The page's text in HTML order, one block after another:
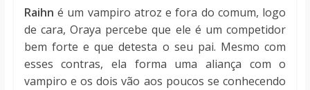
Raihn é um vampiro atroz e fora do comum, logo
de cara, Oraya percebe que ele é um competidor
bem forte e que detesta o seu pai. Mesmo com
esses contras, ela forma uma aliança com o
vampiro e os dois vão aos poucos se conhecendo